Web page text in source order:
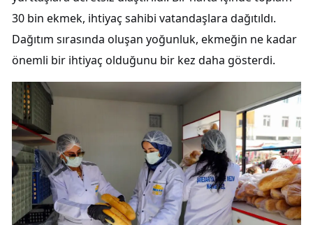
30 bin ekmek, ihtiyaç sahibi vatandaşlara dağıtıldı.
Dağıtım sırasında oluşan yoğunluk, ekmeğin ne kadar
önemli bir ihtiyaç olduğunu bir kez daha gösterdi.